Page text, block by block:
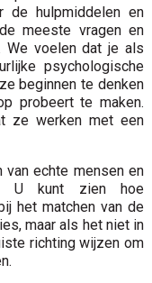
de hulpmiddelen en
meeste vragen en
We voelen dat je als
psychologische
beginnen te denken
probeert te maken.
ze werken met een
van echte mensen en
U kunt zien hoe
het matchen van de
maar als het niet in
richting wijzen om